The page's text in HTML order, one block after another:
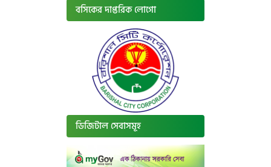
বসিকের দাপ্তরিক লোগো
ডিজিটাল সেবাসমূহ